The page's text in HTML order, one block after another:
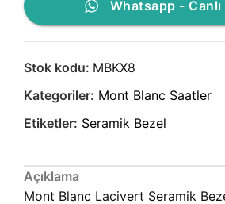
Whatsapp -
Stok kodu: MBKX8
Kategoriler: Mont Blanc Saatler
Etiketler: Seramik Bezel
Açıklama
Mont Blanc Lacivert Seramik